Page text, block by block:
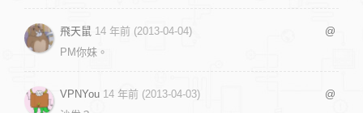
飛天鼠 14 年前 (2013-04-04)
@
PM你妹。
VPNYou 14 年前 (2013-04-03)
@